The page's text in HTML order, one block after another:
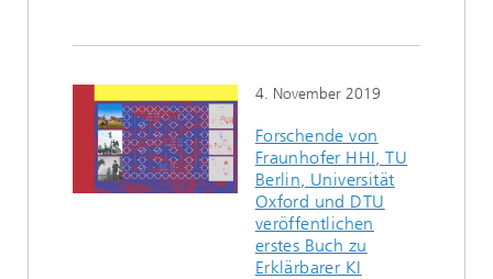
4. November 2019
Forschende von
Fraunhofer HHI, TU
Berlin, Universität
Oxford und DTU
veröffentlichen
erstes Buch zu
Erklärbarer KI